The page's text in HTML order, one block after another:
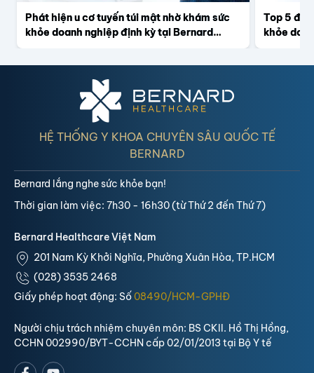
Phát hiện u cơ tuyến túi mật nhờ khám sức
khỏe doanh nghiệp định kỳ tại Bernard
Top 5 địa
khỏe
HỆ THỐNG Y KHOA CHUYÊN SÂU QUỐC TẾ
BERNARD
Bernard Healthcare Việt Nam
201 Nam Kỳ Khởi Nghĩa, Phường Xuân Hòa, TP.HCM
(028) 3535 2468
Giấy phép hoạt động: Số08490/HCM-GPHĐ
Người chịu trách nhiệm chuyên môn: BS CKII. Hồ Thị Hồng,
CCHN 002990/BYT-CCHN cấp 02/01/2013 tại Bộ Y tế
Bernard lắng nghe sức khỏe bạn!
Thời gian làm việc: 7h30 - 16h30 (từ Thứ 2 đến Thứ 7)